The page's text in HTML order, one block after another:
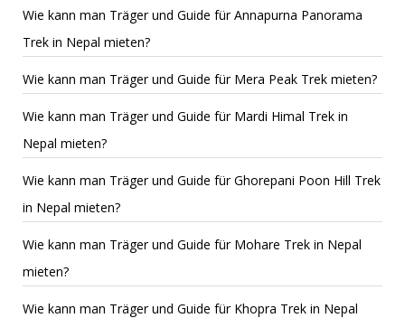
Wie kann man Träger und Guide für Annapurna Panorama
Trek in Nepal mieten?
Wie kann man Träger und Guide für Mera Peak Trek mieten?
Wie kann man Träger und Guide für Mardi Himal Trek in
Nepal mieten?
Wie kann man Träger und Guide für Ghorepani Poon Hill Trek
in Nepal mieten?
Wie kann man Träger und Guide für Mohare Trek in Nepal
mieten?
Wie kann man Träger und Guide für Khopra Trek in Nepal